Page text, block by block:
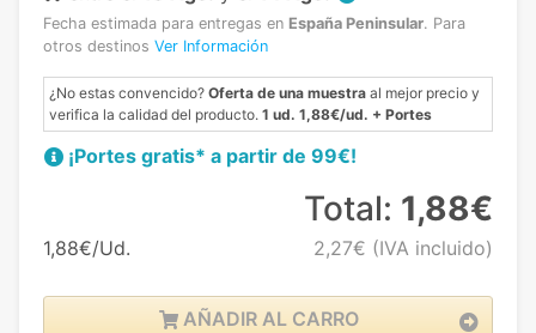
Fecha estimada para entregas en España Peninsular. Para
otros destinos Ver Información
¿No estas convencido? Oferta de una muestra al mejor precio y
verifica la calidad del producto. 1 ud. 1,88€/ud. + Portes
¡Portes gratis* a partir de 99€!
1,88€/Ud.
Total: 1,88€
2,27€ (IVA incluido)
AÑADIR AL CARRO